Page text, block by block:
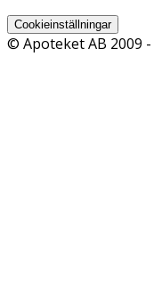
Cookieinställningar
© Apoteket AB 2009 -